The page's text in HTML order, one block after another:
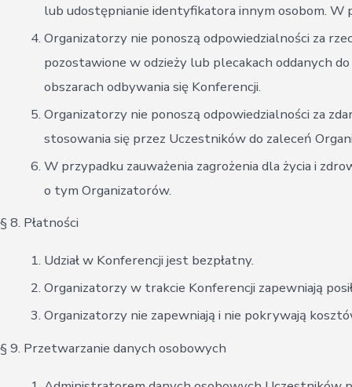
lub udostępnianie identyfikatora innym osobom. W
Organizatorzy nie ponoszą odpowiedzialności za
pozostawione w odzieży lub plecakach oddanych
obszarach odbywania się Konferencji.
Organizatorzy nie ponoszą odpowiedzialności za
stosowania się przez Uczestników do zaleceń
W przypadku zauważenia zagrożenia dla życia i
o tym Organizatorów.
§ 8. Płatności
Udział w Konferencji jest bezpłatny.
Organizatorzy w trakcie Konferencji zapewniają
Organizatorzy nie zapewniają i nie pokrywają
§ 9. Przetwarzanie danych osobowych